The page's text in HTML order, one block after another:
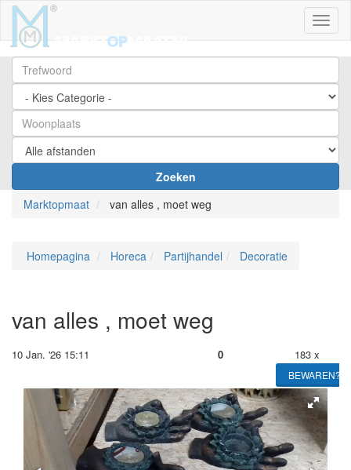
Zoeken
Marktopmaat
van alles , moet weg
Homepagina Horeca Partijhandel Decoratie
van alles , moet weg
10 Jan. '26 15:11 0 183 x
BEWAREN?